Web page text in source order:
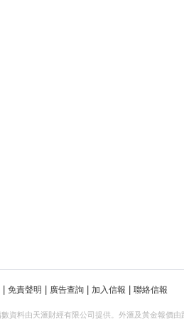
免責聲明 廣告查詢 加入信報 聯絡信報
資料由天滙財經有限公司提供。外滙及黃金報價由